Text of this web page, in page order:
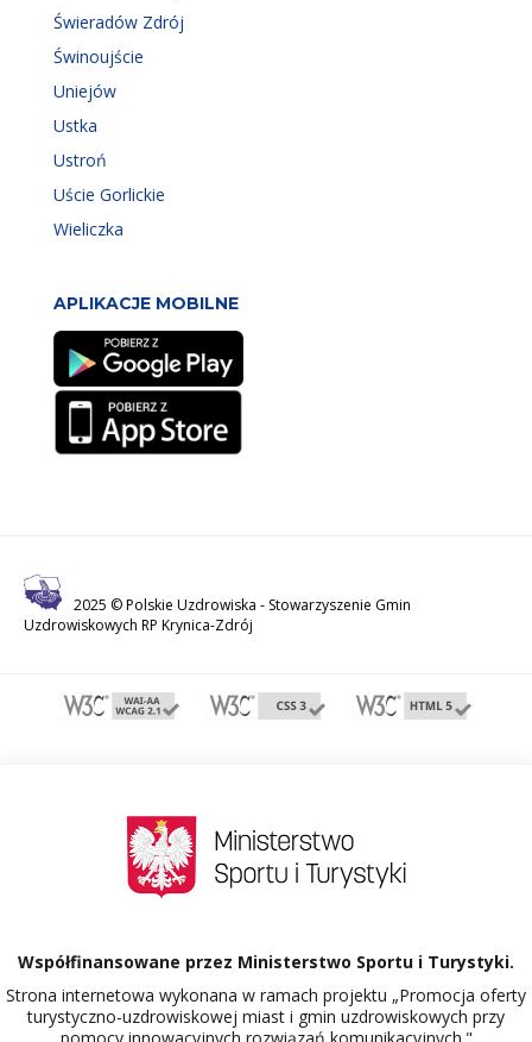
Świeradów Zdrój
Świnoujście
Uniejów
Ustka
Ustroń
Uście Gorlickie
Wieliczka
APLIKACJE MOBILNE
2025 © Polskie Uzdrowiska - Stowarzyszenie Gmin
Uzdrowiskowych RP Krynica-Zdrój
Współfinansowane przez Ministerstwo Sportu i Turystyki.
Strona internetowa wykonana w ramach projektu „Promocja oferty
turystyczno-uzdrowiskowej miast i gmin uzdrowiskowych przy
pomocy innowacyjnych rozwiązań komunikacyjnych."